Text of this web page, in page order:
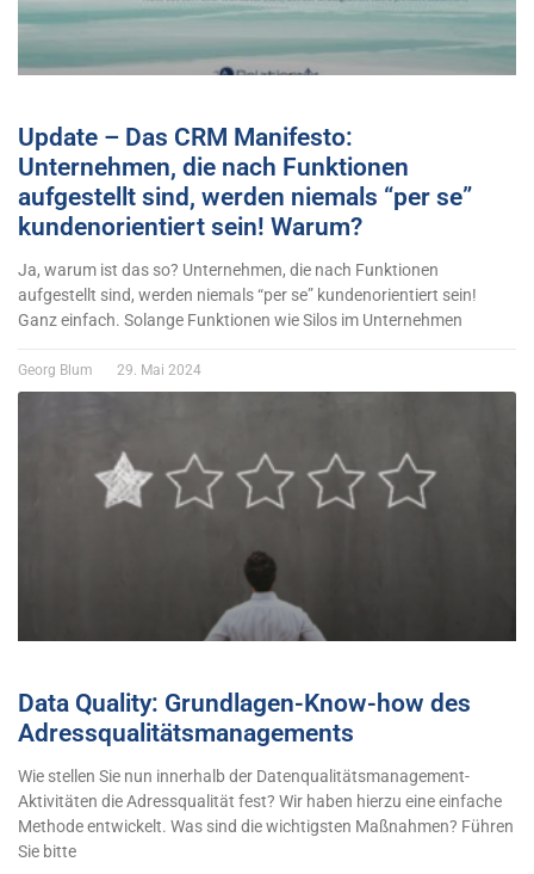
Update – Das CRM Manifesto:
Unternehmen, die nach Funktionen
aufgestellt sind, werden niemals “per se”
kundenorientiert sein! Warum?
Ja, warum ist das so? Unternehmen, die nach Funktionen
aufgestellt sind, werden niemals “per se” kundenorientiert sein!
Ganz einfach. Solange Funktionen wie Silos im Unternehmen
Georg Blum 29. Mai 2024
Data Quality: Grundlagen-Know-how des
Adressqualitätsmanagements
Wie stellen Sie nun innerhalb der Datenqualitätsmanagement-
Aktivitäten die Adressqualität fest? Wir haben hierzu eine einfache
Methode entwickelt. Was sind die wichtigsten Maßnahmen? Führen
Sie bitte